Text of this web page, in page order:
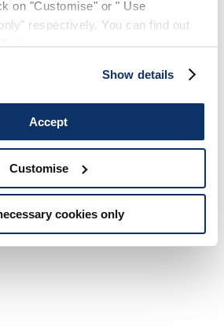
on "Customise" or " Use
respectively. You can find out
.
Show details
Accept
Customise
cookies only
Juli 2020 bekannt gegeben.